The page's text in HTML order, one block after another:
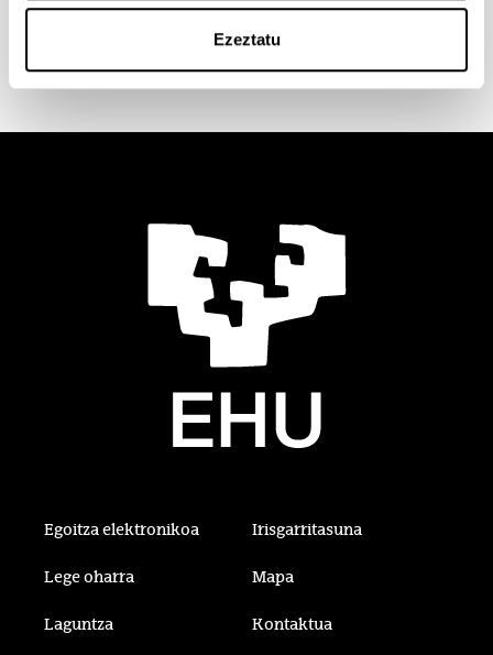
Ezeztatu
sarea
Egoitza elektronikoa Irisgarritasuna
Lege oharra Mapa
Laguntza Kontaktua